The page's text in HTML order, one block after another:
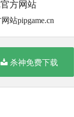
方网站
站pipgame.cn
杀神免费下载